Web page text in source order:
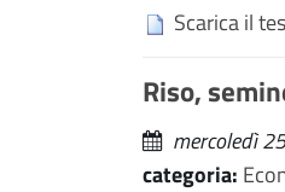
Scarica il
Riso,
mercoledì
categoria: